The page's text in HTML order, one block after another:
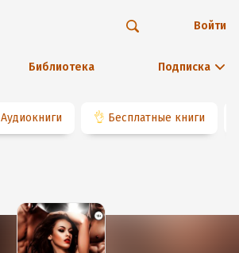
Библиотека Подписка
Войти
Аудиокниги 👌 Бесплатные книги